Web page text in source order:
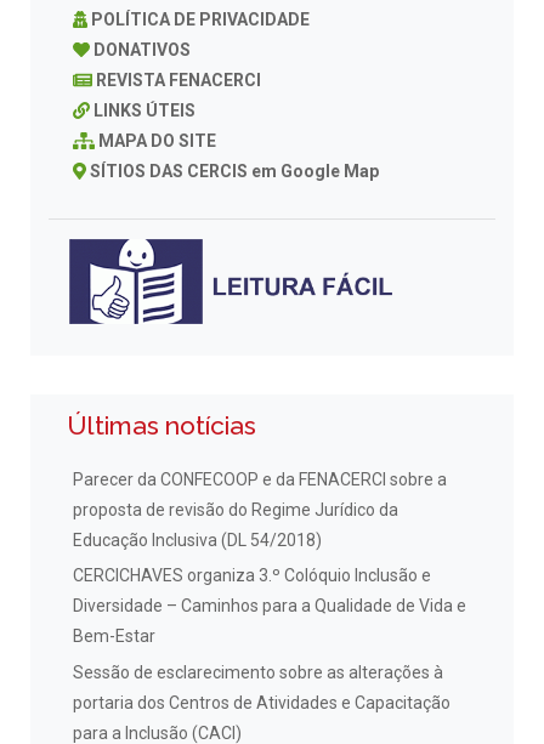
POLÍTICA DE PRIVACIDADE
DONATIVOS
REVISTA FENACERCI
LINKS ÚTEIS
MAPA DO SITE
SÍTIOS DAS CERCIS em Google Map
Últimas notícias
Parecer da CONFECOOP e da FENACERCI sobre a
proposta de revisão do Regime Jurídico da
Educação Inclusiva (DL 54/2018)
CERCICHAVES organiza 3.º Colóquio Inclusão e
Diversidade – Caminhos para a Qualidade de Vida e
Bem-Estar
Sessão de esclarecimento sobre as alterações à
portaria dos Centros de Atividades e Capacitação
para a Inclusão (CACI)